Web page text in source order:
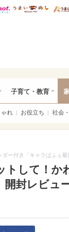
あ総研 ディズニー
mimot. うま
子育て・教育
ゃれ お役立ち 社会
ダー付き「キャラぱふぇ
トして！
封レビュ